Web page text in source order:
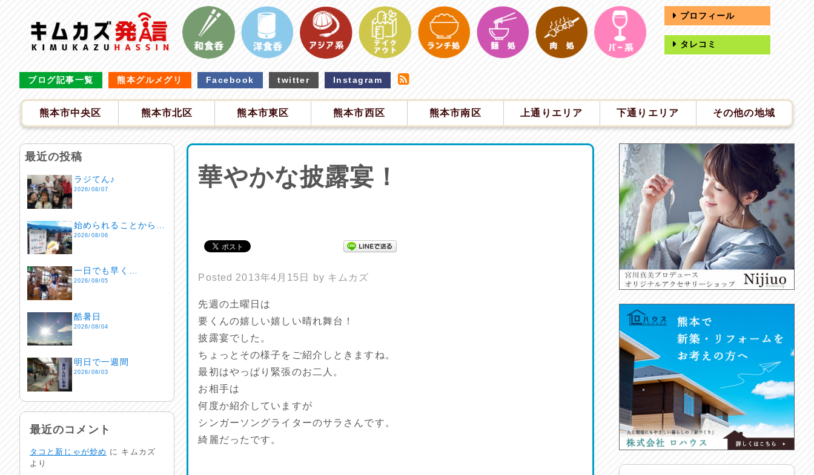
プロフィール
タレコミ
ブログ記事一覧 熊本グルメグリ Facebook twitter Instagram
熊本市中央区 熊本市北区 熊本市東区 熊本市西区 熊本市南区 上通りエリア 下通りエリア その他の地域
華やかな披露宴！
Posted 2013年4月15日 by キムカズ
先週の土曜日は
要くんの嬉しい嬉しい晴れ舞台！
披露宴でした。
ちょっとその様子をご紹介しときますね。
最初はやっぱり緊張のお二人。
お相手は
何度か紹介していますが
シンガーソングライターのサラさんです。
綺麗だったです。
最近の投稿
ラジてん♪
2026/08/07
始められることから…
2026/08/06
一日でも早く…
2026/08/05
酷暑日
2026/08/04
明日で一週間
2026/08/03
非常時には…
最近のコメント
タコと新じゃが炒め に キムカズ
より